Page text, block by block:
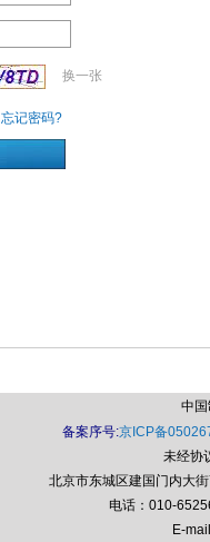
换一张
忘记密码?
中
备案序号:京ICP备
未经协
北京市东城区建国门内大
电话：010-
E-